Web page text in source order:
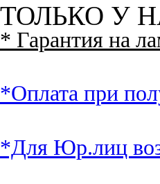
ТОЛЬКО У
* Гарантия на
*Оплата при
*Для Юр.лиц